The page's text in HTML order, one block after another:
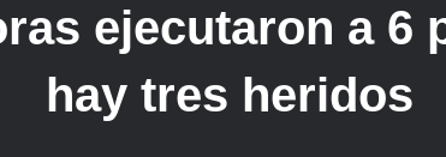
ejecutaron a 6
hay tres heridos